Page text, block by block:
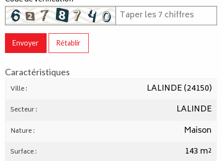
Envoyer Rétablir
Caractéristiques
Ville :
LALINDE (24150)
Secteur : LALINDE
Nature : Maison
Surface : 143 m²